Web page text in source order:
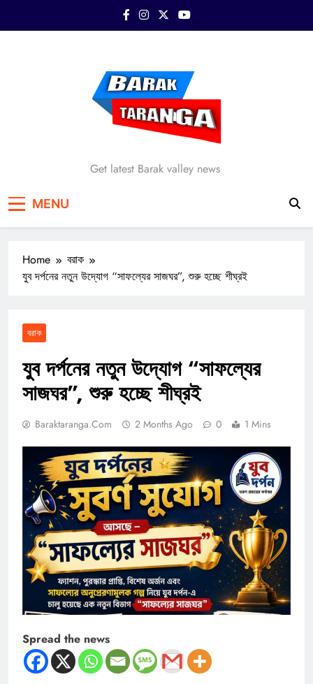
Barak Taranga
Get latest Barak valley news
MENU
Home
বরাক
যুব দর্পনের নতুন উদ্যোগ “সাফল্যের সাজঘর”, শুরু হচ্ছে শীঘ্রই
বরাক
যুব দর্পনের নতুন উদ্যোগ “সাফল্যের
সাজঘর”, শুরু হচ্ছে শীঘ্রই
Baraktaranga.com 2 Months Ago 0 1 Mins
Spread the news